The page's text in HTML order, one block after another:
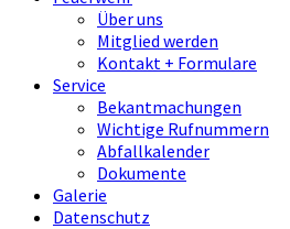
Über uns
Mitglied werden
Kontakt + Formulare
Service
Bekantmachungen
Wichtige Rufnummern
Abfallkalender
Dokumente
Galerie
Datenschutz